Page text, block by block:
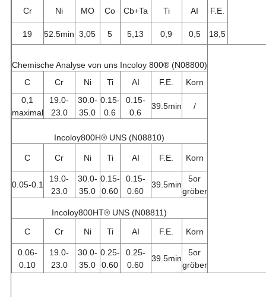
Cr Ni MO Co Cb+Ta Ti AI F.E.
19 52.5min 3,05 5 5,13 0,9 0,5 18,5
Chemische Analyse von uns Incoloy 800® (N08800)
C
Cr Ni Ti AI F.E.
Korn
0,1
maximal
19.0-
23.0
30.0-
35.0
0.15-
0.6
0.15-
0.6
39.5min /
Incoloy800H® UNS (N08810)
C Cr Ni Ti AI F.E. Korn
0.05-0.1
19.0-
23.0
30.0-
35.0
0.15-
0.60
0.15-
0.60
39.5min
5or
gröber
Incoloy800HT® UNS (N08811)
C
Cr Ni Ti AI F.E. Korn
0.06-
0.10
19.0-
23.0
30.0-
35.0
0.25-
0.60
0.25-
0.60
39.5min
5or
gröber